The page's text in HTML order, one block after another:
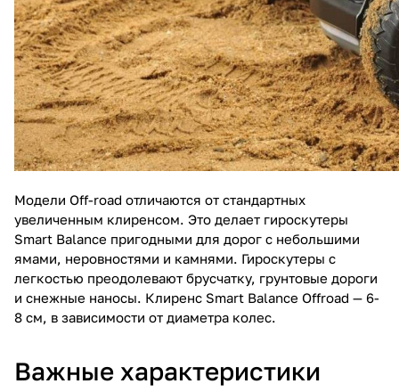
Модели Off-road отличаются от стандартных
увеличенным клиренсом. Это делает гироскутеры
Smart Balance пригодными для дорог с небольшими
ямами, неровностями и камнями. Гироскутеры с
легкостью преодолевают брусчатку, грунтовые дороги
и снежные наносы. Клиренс Smart Balance Offroad — 6-
8 см, в зависимости от диаметра колес.
Важные характеристики